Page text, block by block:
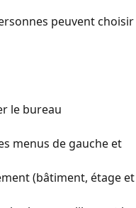
peuvent choisir
le bureau
menus de gauche et
(bâtiment, étage et